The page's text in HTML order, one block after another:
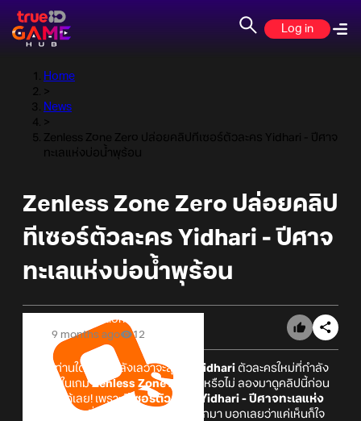
Log in
Home
>
News
>
Zenless Zone Zero ปล่อยคลิปทีเซอร์ตัวละคร Yidhari - ปีศาจ
ทะเลแห่งบ่อน้ำพุร้อน
Zenless Zone Zero ปล่อยคลิป
ทีเซอร์ตัวละคร Yidhari - ปีศาจ
ทะเลแห่งบ่อน้ำพุร้อน
Online Station
9 months ago
12
Proxy ท่านใดที่กำลังลังเลว่าจะสุ่มหา Yidhari ตัวละครใหม่ที่กำลัง
จะเข้ามาในเกมZenless Zone Zero
ดีหรือไม่ ลองมาดูคลิปนี้ก่อน
ตัดสินใจได้เลย! เพราะทีเซอร์ตัวละคร Yidhari - ปีศาจทะเลแห่ง
บ่อน้ำพุร้อนที่
ปล่อยออกมา บอกเลยว่าแค่เห็นก็ใจ